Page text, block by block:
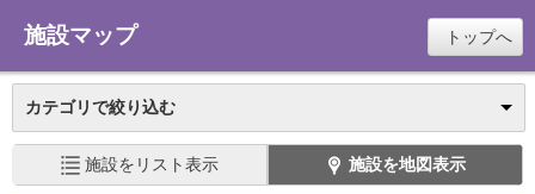
施設マップ トップへ
カテゴリで絞り込む
施設をリスト表示 施設を地図表示